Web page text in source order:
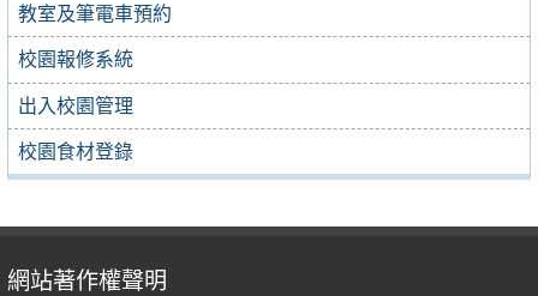
教室及筆電車預約
校園報修系統
出入校園管理
校園食材登錄
網站著作權聲明